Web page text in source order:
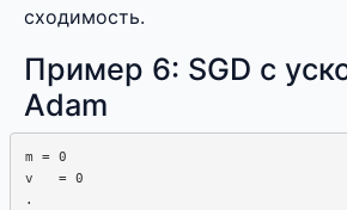
сходимость.
Пример 6: SGD с
Adam
m = 0
v   = 0
.